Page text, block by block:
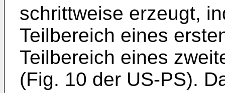
schrittweise erzeugt,
Teilbereich eines
Teilbereich eines
(Fig. 10 der US-PS).